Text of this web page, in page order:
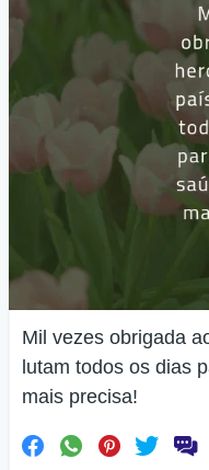
Mil vezes obrigada
lutam todos os dias
mais precisa!